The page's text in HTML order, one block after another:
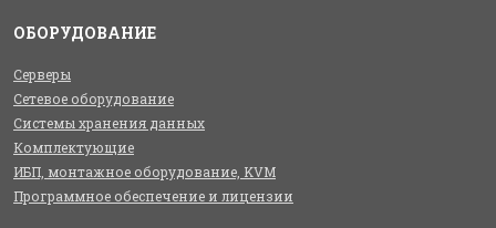
ОБОРУДОВАНИЕ
Серверы
Сетевое оборудование
Системы хранения данных
Комплектующие
ИБП, монтажное оборудование, KVM
Программное обеспечение и лицензии